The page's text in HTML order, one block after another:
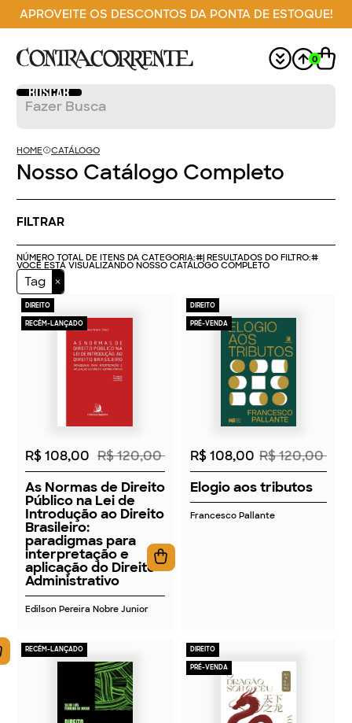
APROVEITE OS DESCONTOS DA PONTA DE ESTOQUE!
0
HOME CATÁLOGO
Nosso Catálogo Completo
FILTRAR
NÚMERO TOTAL DE ITENS DA CATEGORIA:#| RESULTADOS DO FILTRO:#
VOCÊ ESTÁ VISUALIZANDO NOSSO CATÁLOGO COMPLETO
Tag
DIREITO
RECÉM-LANÇADO
2026
R$ 108,00 R$ 120,00
As Normas de Direito
Público na Lei de
Introdução ao Direito
Brasileiro:
paradigmas para
interpretação e
aplicação do Direito
Administrativo
Edilson Pereira Nobre Junior
DIREITO
PRÉ-VENDA
2026
R$ 108,00 R$ 120,00
Elogio aos tributos
Francesco Pallante
RECÉM-LANÇADO DIREITO
PRÉ-VENDA
2026